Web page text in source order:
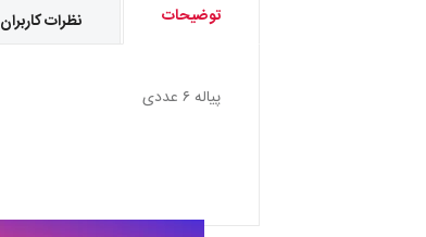
توضیحات نظرات کاربران
پياله ٦ عددی